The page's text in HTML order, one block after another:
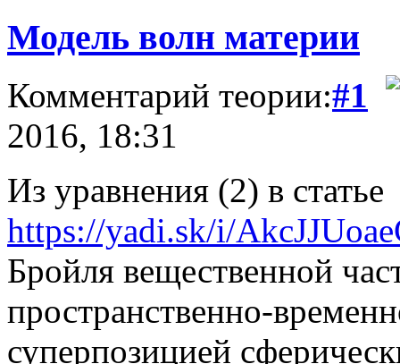
Модель волн материи
Комментарий теории:#1
2016, 18:31
Из уравнения (2) в статье
https://yadi.sk/i/
Бройля вещественной
пространственно-
суперпозицией